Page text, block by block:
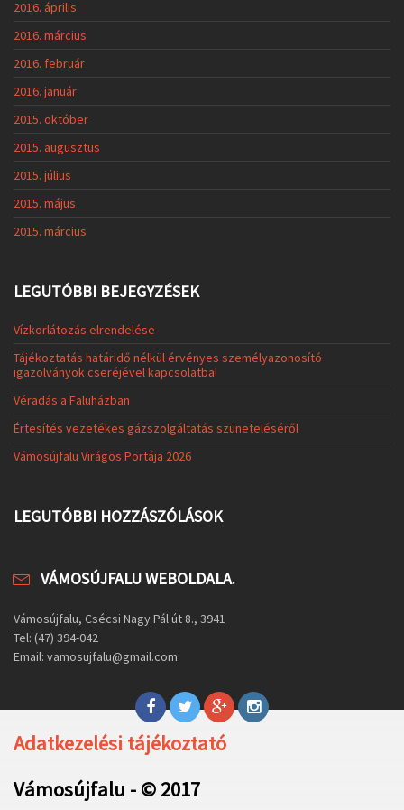
2016. április
2016. március
2016. február
2016. január
2015. október
2015. augusztus
2015. július
2015. május
2015. március
LEGUTÓBBI BEJEGYZÉSEK
Vízkorlátozás elrendelése
Tájékoztatás határidő nélkül érvényes személyazonosító
igazolványok cseréjével kapcsolatba!
Véradás a Faluházban
Értesítés vezetékes gázszolgáltatás szüneteléséről
Vámosújfalu Virágos Portája 2026
LEGUTÓBBI HOZZÁSZÓLÁSOK
VÁMOSÚJFALU WEBOLDALA.
Vámosújfalu, Csécsi Nagy Pál út 8., 3941
Tel: (47) 394-042
Email: vamosujfalu@gmail.com
Adatkezelési tájékoztató
Vámosújfalu - © 2017